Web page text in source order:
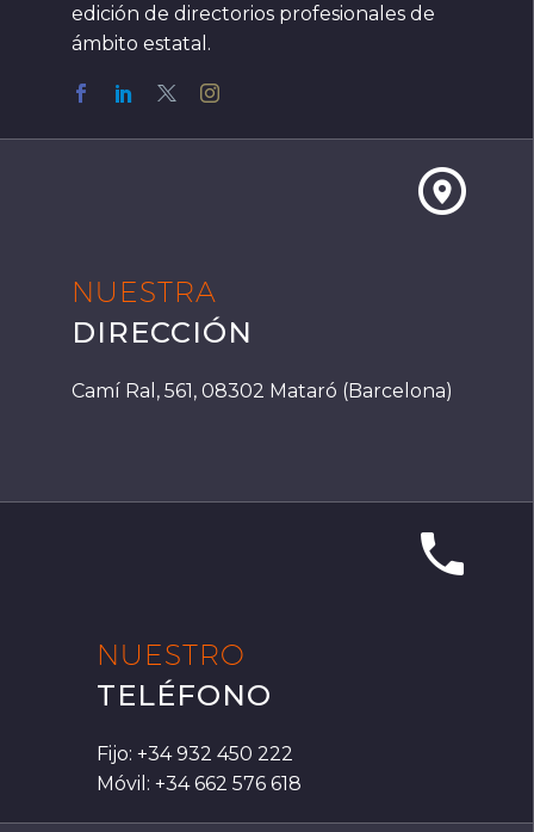
edición de directorios profesionales de
ámbito estatal.


NUESTRA
DIRECCIÓN
Camí Ral, 561, 08302 Mataró (Barcelona)


NUESTRO
TELÉFONO
Fijo: +34 932 450 222
Móvil: +34 662 576 618